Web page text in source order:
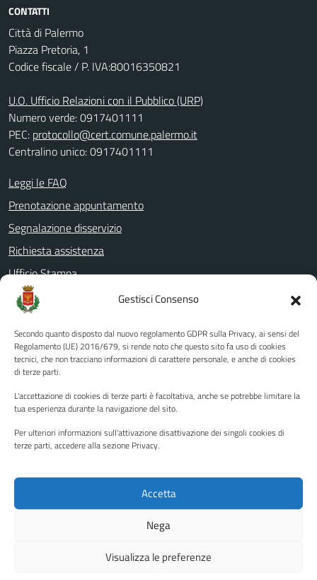
Gestisci Consenso
Secondo quanto disposto dal nuovo regolamento GDPR sulla Privacy, ai sensi del
Regolamento (UE) 2016/679, si rende noto che questo sito fa uso di cookies
tecnici, che non tracciano informazioni di carattere personale, e anche di cookies
di terze parti.
L'accettazione di cookies di terze parti è facoltativa, anche se potrebbe limitare la
tua esperienza durante la navigazione del sito.
Per ulteriori informazioni sull'attivazione disattivazione dei singoli cookies di
terze parti, accedere alla sezione Privacy.
Accetta
Nega
Visualizza le preferenze
CONTATTI
Città di Palermo
Piazza Pretoria, 1
Codice fiscale / P. IVA:80016350821
U.O. Ufficio Relazioni con il Pubblico (URP)
Numero verde: 0917401111
PEC: protocollo@cert.comune.palermo.it
Centralino unico: 0917401111
Leggi le FAQ
Prenotazione appuntamento
Segnalazione disservizio
Richiesta assistenza
Ufficio Stampa
Amministrazione Trasparente
Albo pretorio
Informativa privacy
Note legali
Piano di miglioramento del sito
Instagram